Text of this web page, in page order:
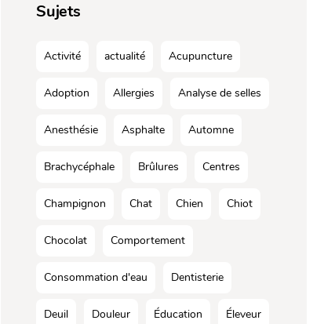
Sujets
Activité actualité Acupuncture
Adoption Allergies Analyse de selles
Anesthésie Asphalte Automne
Brachycéphale Brûlures Centres
Champignon Chat Chien Chiot
Chocolat Comportement
Consommation d'eau Dentisterie
Deuil Douleur Éducation Éleveur